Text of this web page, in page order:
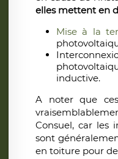
elles mettent en
Mise à la
inductive.
A noter que
Consuel, car les
sont
en toiture pour